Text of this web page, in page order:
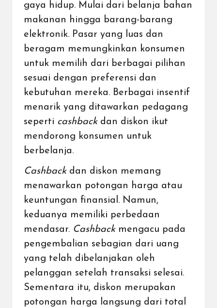
gaya hidup. Mulai dari belanja bahan
makanan hingga barang-barang
elektronik. Pasar yang luas dan
beragam memungkinkan konsumen
untuk memilih dari berbagai pilihan
sesuai dengan preferensi dan
kebutuhan mereka. Berbagai insentif
menarik yang ditawarkan pedagang
seperti cashbackdan diskon ikut
mendorong konsumen untuk
berbelanja.
Cashbackdan diskon memang
menawarkan potongan harga atau
keuntungan finansial. Namun,
keduanya memiliki perbedaan
mendasar. Cashbackmengacu pada
pengembalian sebagian dari uang
yang telah dibelanjakan oleh
pelanggan setelah transaksi selesai.
Sementara itu, diskon merupakan
potongan harga langsung dari total